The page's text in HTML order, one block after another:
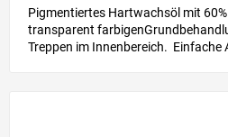
Pigmentiertes Hartwachsöl mit
transparent
Treppen im Innenbereich. Einfache